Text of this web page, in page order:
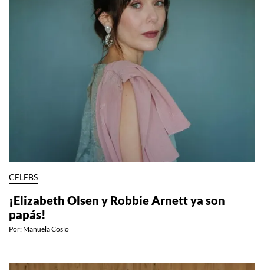
CELEBS
¡Elizabeth Olsen y Robbie Arnett ya son
papás!
Por: Manuela Cosío